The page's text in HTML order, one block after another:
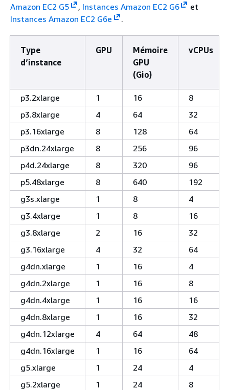
Amazon EC2 G5
, Instances Amazon EC2 G6
et
Instances Amazon EC2 G6e
.
Type
d’instance
GPU
Mémoire
GPU
(Gio)
vCPUs
p3.2xlarge 1 16
8
p3.8xlarge
4 64
32
p3.16xlarge
8 128
64
p3dn.24xlarge
8 256
96
p4d.24xlarge
8 320
96
p5.48xlarge
8 640
192
g3s.xlarge
1 8
4
g3.4xlarge
1 8
16
g3.8xlarge
2 16
32
g3.16xlarge
4 32
64
g4dn.xlarge
1 16
4
g4dn.2xlarge
1 16
8
g4dn.4xlarge
1 16
16
g4dn.8xlarge
1 16
32
g4dn.12xlarge
4 64
48
g4dn.16xlarge
1 16
64
g5.xlarge
1 24
4
g5.2xlarge
1 24
8